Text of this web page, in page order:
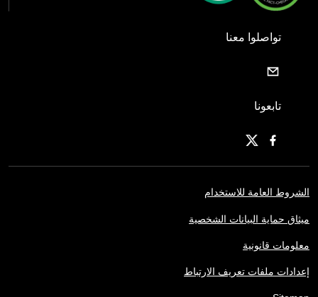
تواصلوا معنا
تابعونا
الشروط العامة للاستخدام
ميثاق حماية البيانات الشخصية
معلومات قانونية
إعدادات ملفات تعريف الارتباط